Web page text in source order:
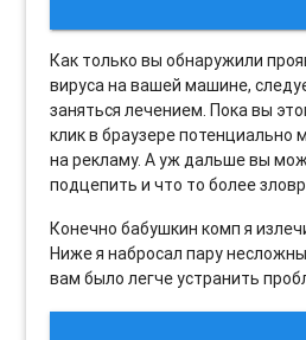
Как только вы обнаружили
вируса на вашей машине,
заняться лечением. Пока вы
клик в браузере
на рекламу. А уж дальше вы
подцепить и что то более
Конечно бабушкин комп я
Ниже я набросал пару
вам было легче устранить